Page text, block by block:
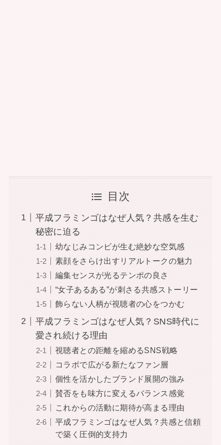
目次
平成フラミンゴはなぜ人気？共感を生む
秘密に迫る
幼なじみコンビが生む絶妙な空気感
素顔をさらけ出すリアルトークの魅力
編集センスが光るテンポの良さ
“女子あるある”が刺さる共感ストーリー
飾らない人柄が視聴者の心をつかむ
平成フラミンゴはなぜ人気？SNS時代に
愛され続ける理由
視聴者との距離を縮めるSNS戦略
コラボで広がる新たなファン層
個性を活かしたブランド展開の強み
賛否をも味方に変えるバランス感覚
これからの活動に期待が高まる理由
平成フラミンゴはなぜ人気？共感と信頼
で築く圧倒的支持力